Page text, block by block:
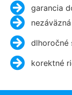
garancia
dlhoročné
korektné